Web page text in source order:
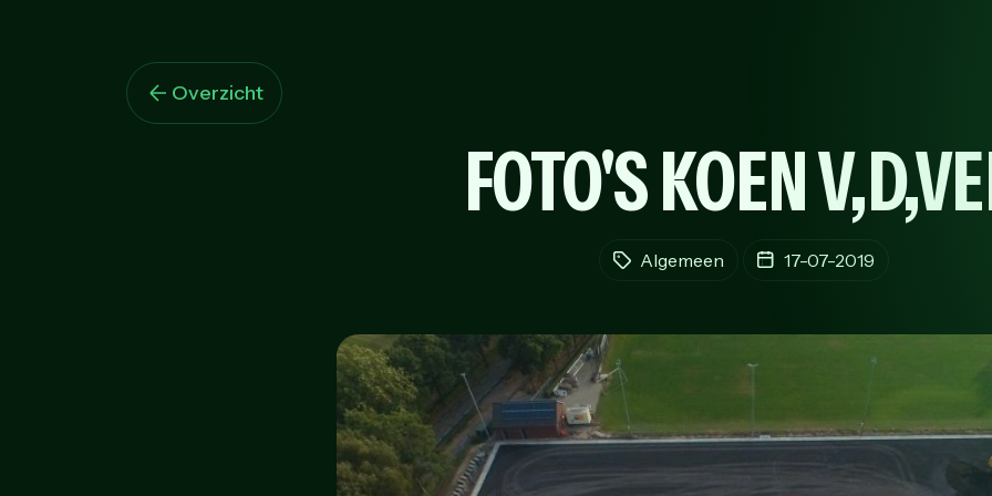
Overzicht
FOTO'S KOEN
Algemeen 17-07-2019